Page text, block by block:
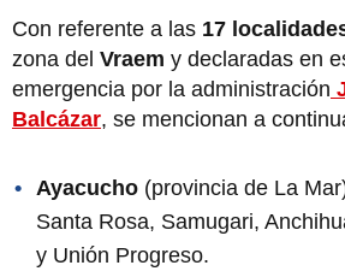
Con referente a las 17
zona del Vraem y declaradas en
emergencia por la administración
Balcázar, se mencionan a
Ayacucho (provincia de La
Santa Rosa, Samugari,
y Unión Progreso.